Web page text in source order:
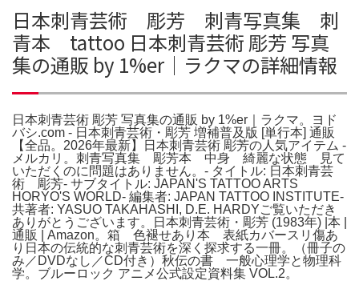
日本刺青芸術 彫芳 刺青写真集 刺
青本 tattoo 日本刺青芸術 彫芳 写真
集の通販 by 1%er｜ラクマの詳細情報
日本刺青芸術 彫芳 写真集の通販 by 1%er｜ラクマ。ヨド
バシ.com - 日本刺青芸術・彫芳 増補普及版 [単行本] 通販
【全品。2026年最新】日本刺青芸術 彫芳の人気アイテム -
メルカリ。刺青写真集 彫芳本 中身 綺麗な状態 見て
いただくのに問題はありません。- タイトル: 日本刺青芸
術 彫芳- サブタイトル: JAPAN'S TATTOO ARTS
HORYO'S WORLD- 編集者: JAPAN TATTOO INSTITUTE-
共著者: YASUO TAKAHASHI, D.E. HARDYご覧いただき
ありがとうございます。日本刺青芸術・彫芳 (1983年) |本 |
通販 | Amazon。箱 色褪せあり本 表紙カバースリ傷あ
り日本の伝統的な刺青芸術を深く探求する一冊。（冊子の
み／DVDなし／CD付き）秋伝の書 一般心理学と物理科
学。ブルーロック アニメ公式設定資料集 VOL.2。